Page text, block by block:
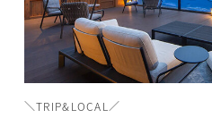
＼TRIP&LOCAL／